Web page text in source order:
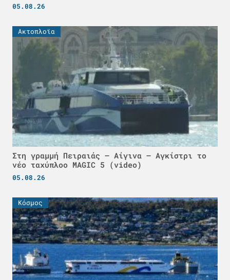
05.08.26
Ακτοπλοϊα
Στη γραμμή Πειραιάς – Αίγινα – Αγκίστρι το
νέο ταχύπλοο MAGIC 5 (video)
05.08.26
Κόσμος